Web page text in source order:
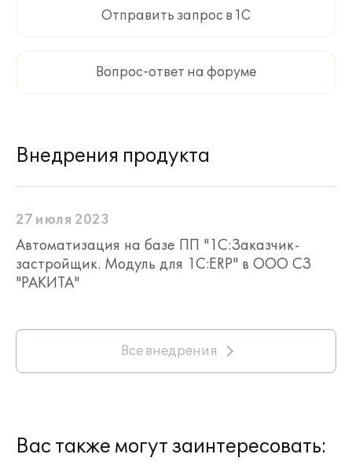
Отправить запрос в 1С
Вопрос-ответ на форуме
Внедрения продукта
27 июля 2023
Автоматизация на базе ПП "1С:Заказчик-
застройщик. Модуль для 1С:ERP" в ООО СЗ
"РАКИТА"
Все внедрения
Вас также могут заинтересовать: